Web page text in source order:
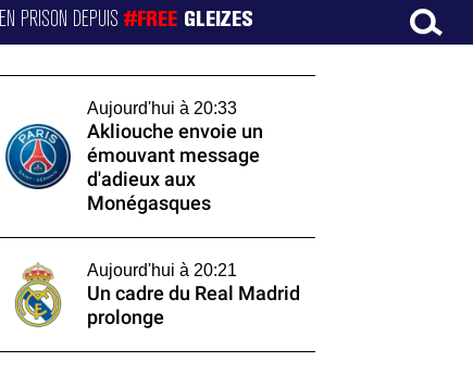
EN PRISON DEPUIS#FREE GLEIZES
Aujourd'hui à 20:33
Akliouche envoie un
émouvant message
d'adieux aux
Monégasques
Aujourd'hui à 20:21
Un cadre du Real Madrid
prolonge